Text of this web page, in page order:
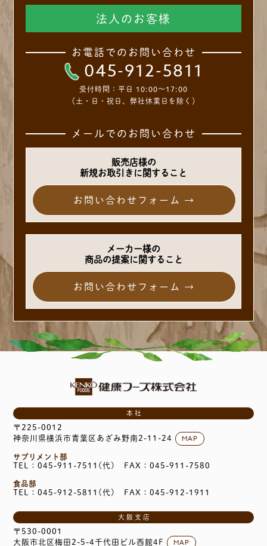
法人のお客様
お電話でのお問い合わせ
045-912-5811
受付時間： 平日 10:00～17:00
（土・日・祝日、弊社休業日を除く）
メールでのお問い合わせ
販売店様の
新規お取引きに関すること
お問い合わせフォーム →
メーカー様の
商品の提案に関すること
お問い合わせフォーム →
本社
〒225-0012
神奈川県横浜市青葉区あざみ野南2-11-24
MAP
サプリメント部
TEL：045-911-7511(代) FAX：045-911-7580
食品部
TEL：045-912-5811(代) FAX：045-912-1911
大阪支店
〒530-0001
大阪市北区梅田2-5-4千代田ビル西館4F
MAP